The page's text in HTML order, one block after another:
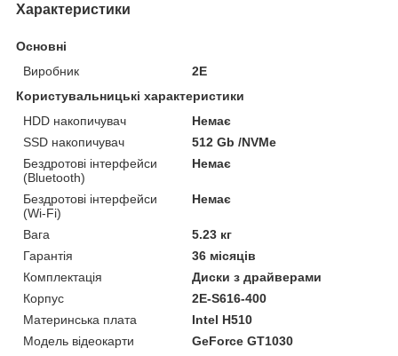
Характеристики
Основні
Виробник
2E
Користувальницькі характеристики
HDD накопичувач
Немає
SSD накопичувач
512 Gb /NVMe
Бездротові інтерфейси
(Bluetooth)
Немає
Бездротові інтерфейси
(Wi-Fi)
Немає
Вага
5.23 кг
Гарантія
36 місяців
Комплектація
Диски з драйверами
Корпус
2E-S616-400
Материнська плата
Intel H510
Модель відеокарти
GeForce GT1030